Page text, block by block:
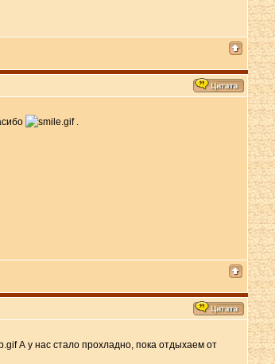
.
А у нас стало прохладно, пока отдыхаем от